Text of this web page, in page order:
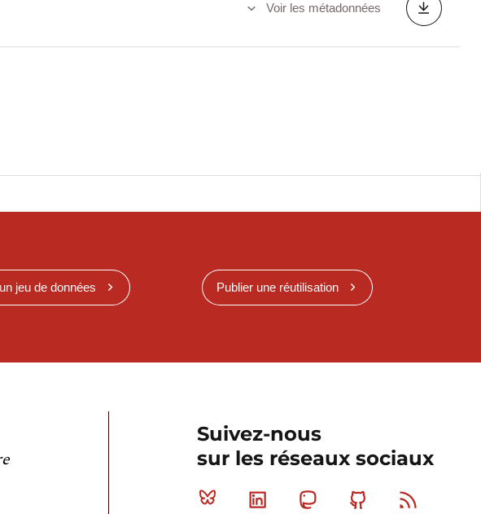
Voir les métadonnées
jeu de données Publier une réutilisation
Suivez-nous
sur les réseaux sociaux
Bluesky Linkedin MastodonGithub